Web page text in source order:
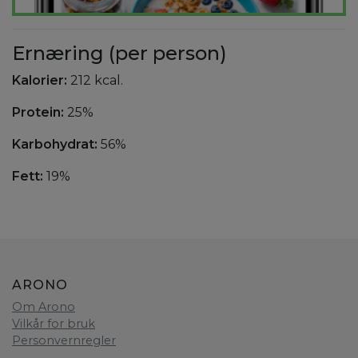
Ernæring (per person)
Kalorier: 212 kcal.
Protein: 25%
Karbohydrat: 56%
Fett: 19%
ARONO
Om Arono
Vilkår for bruk
Personvernregler